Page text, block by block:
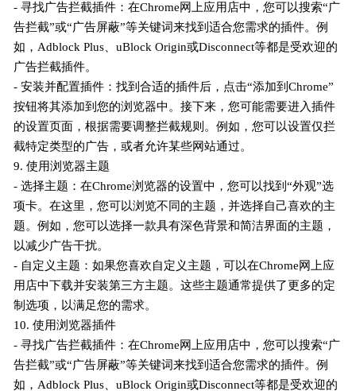
- 寻找广告拦截插件：在Chrome网上应用店中，您可以搜索“广
告拦截”或“广告屏蔽”等关键词来找到适合您需求的插件。例
如，Adblock Plus、uBlock Origin或Disconnect等都是受欢迎的
广告拦截插件。
- 安装并配置插件：找到合适的插件后，点击“添加到Chrome”
按钮将其添加到您的浏览器中。接下来，您可能需要进入插件
的设置页面，根据需要调整拦截规则。例如，您可以设置仅拦
截特定类型的广告，或者允许某些网站通过。
9. 使用浏览器主题
- 选择主题：在Chrome浏览器的设置中，您可以找到“外观”选
项卡。在这里，您可以浏览不同的主题，并选择自己喜欢的主
题。例如，您可以选择一款具有深色背景和简洁界面的主题，
以减少广告干扰。
- 自定义主题：如果您喜欢自定义主题，可以在Chrome网上应
用店中下载并安装第三方主题。这些主题通常提供了更多的定
制选项，以满足您的需求。
10. 使用浏览器插件
- 寻找广告拦截插件：在Chrome网上应用店中，您可以搜索“广
告拦截”或“广告屏蔽”等关键词来找到适合您需求的插件。例
如，Adblock Plus、uBlock Origin或Disconnect等都是受欢迎的